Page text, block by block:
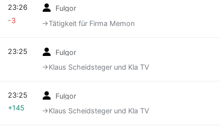
Fulgor
→‎Tätigkeit für Firma Memon
23:26
-3
Fulgor
→‎Klaus Scheidsteger und Kla TV
23:25
Fulgor
→‎Klaus Scheidsteger und Kla TV
23:25
+145